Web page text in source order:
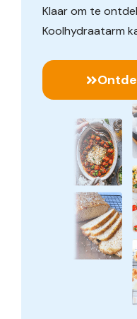
Klaar om te
Koolhydraatarm